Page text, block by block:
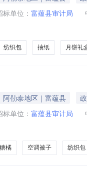
标单位： 富蕴县审计局
纺织包 抽纸 月饼礼
阿勒泰地区｜富蕴县
标单位： 富蕴县审计局
橘 空调被子 纺织包